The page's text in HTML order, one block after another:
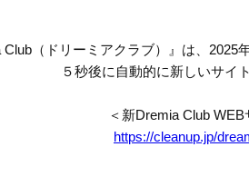
Club（ドリーミアクラブ）』は、2025
５秒後に自動的に新しいサイ
＜新Dremia Club WEB
https://cleanup.jp/